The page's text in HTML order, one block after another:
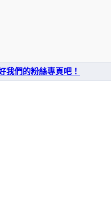
我們的粉絲專頁吧！